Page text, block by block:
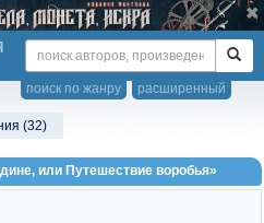
расширенный
поиск по жанру
(32)
или Путешествие воробья»